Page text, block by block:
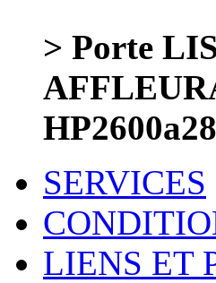
> Porte
SERVICES
LIENS ET